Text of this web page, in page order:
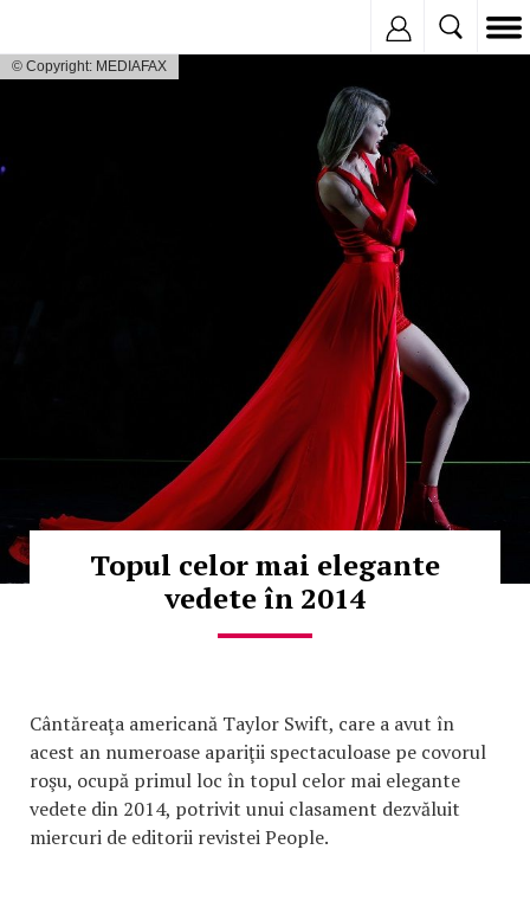
© Copyright: MEDIAFAX
Topul celor mai elegante
vedete în 2014
Cântăreaţa americană Taylor Swift, care a avut în
acest an numeroase apariţii spectaculoase pe covorul
roşu, ocupă primul loc în topul celor mai elegante
vedete din 2014, potrivit unui clasament dezvăluit
miercuri de editorii revistei People.